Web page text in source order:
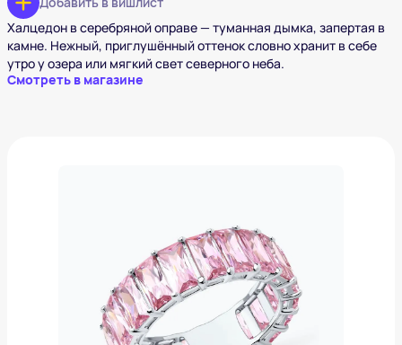
Халцедон в серебряной оправе — туманная дымка, запертая в
камне. Нежный, приглушённый оттенок словно хранит в себе
утро у озера или мягкий свет северного неба.
Смотреть в магазине
Кольцо из серебра с фианитами
4 630 ₽